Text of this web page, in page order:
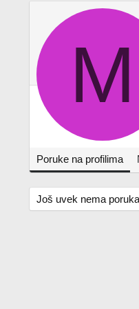
M
Poruke na profilima
Još uvek nema